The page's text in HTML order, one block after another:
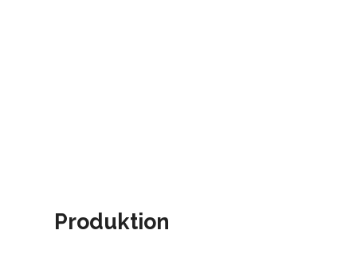
Produktion